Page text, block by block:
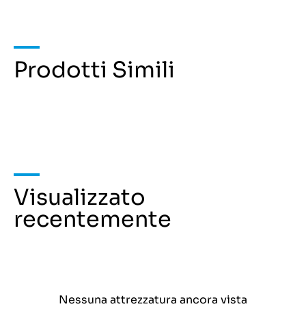
Prodotti Simili
Visualizzato
recentemente
Nessuna attrezzatura ancora vista